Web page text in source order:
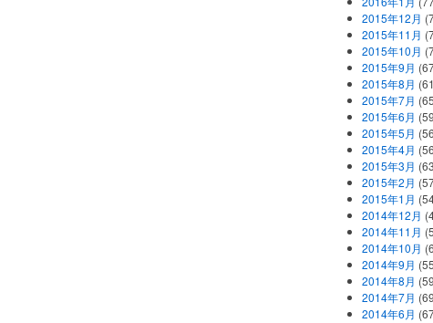
2015年12月
2015年11月
2015年10月
2015年9月
2015年8月
2015年7月
2015年6月
2015年5月
2015年4月
2015年3月
2015年2月
2015年1月
2014年12月
2014年11月
2014年10月
2014年9月
2014年8月
2014年7月
2014年6月